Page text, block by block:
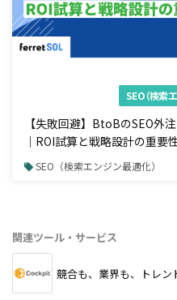
SEO（検索
【失敗回避】BtoBのSEO外
｜ROI試算と戦略設計の重要
SEO（検索エンジン最適化）
関連ツール・サービス
競合も、業界も、トレン